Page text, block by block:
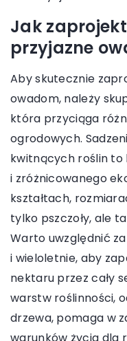
Jak
przyjazne
Aby skutecznie
owadom, należy
która przyciąga
ogrodowych.
kwitnących roślin to
i zróżnicowanego
kształtach,
tylko pszczoły, ale
Warto uwzględnić
i wieloletnie, aby
nektaru przez cały
warstw roślinności,
drzewa, pomaga w